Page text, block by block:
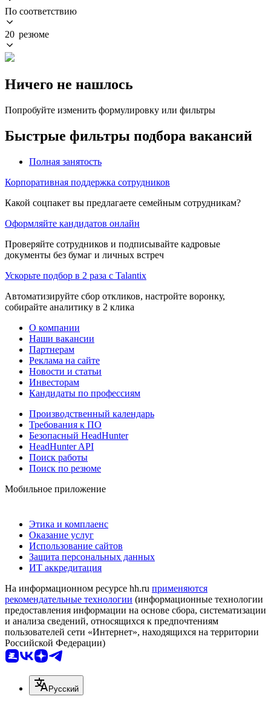
По соответствию
20 резюме
Ничего не нашлось
Попробуйте изменить формулировку или фильтры
Быстрые фильтры подбора вакансий
Полная занятость
Корпоративная поддержка сотрудников
Какой соцпакет вы предлагаете семейным сотрудникам?
Оформляйте кандидатов онлайн
Проверяйте сотрудников и подписывайте кадровые
документы без бумаг и личных встреч
Ускорьте подбор в 2 раза с Talantix
Автоматизируйте сбор откликов, настройте воронку,
собирайте аналитику в 2 клика
О компании
Наши вакансии
Партнерам
Реклама на сайте
Новости и статьи
Инвесторам
Кандидаты по профессиям
Производственный календарь
Требования к ПО
Безопасный HeadHunter
HeadHunter API
Поиск работы
Поиск по резюме
Мобильное приложение
Этика и комплаенс
Оказание услуг
Использование сайтов
Защита персональных данных
ИТ аккредитация
На информационном ресурсе hh.ru применяются
рекомендательные технологии (информационные технологии
предоставления информации на основе сбора, систематизации
и анализа сведений, относящихся к предпочтениям
пользователей сети «Интернет», находящихся на территории
Российской Федерации)
Русский